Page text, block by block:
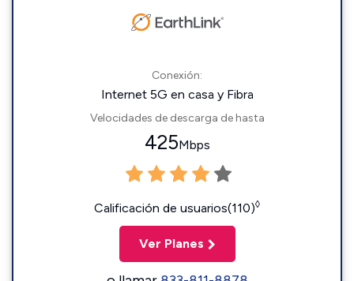
Conexión:
Internet 5G en casa y Fibra
Velocidades de descarga de hasta
425Mbps
Calificación de usuarios(110)◊
Ver Planes